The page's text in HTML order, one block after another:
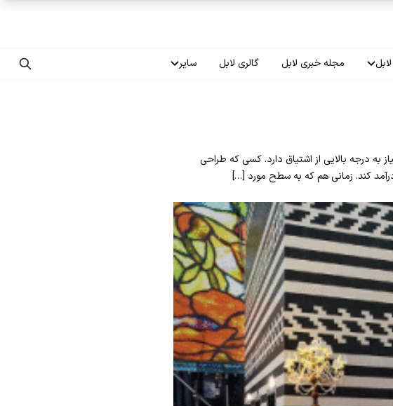
مجله خبری لابل گالری لابل سایر
فرصت‌های شغلی
درجه بالایی از اشتیاق دارد. کسی که طراحی
کند. زمانی هم که به سطح مورد […]